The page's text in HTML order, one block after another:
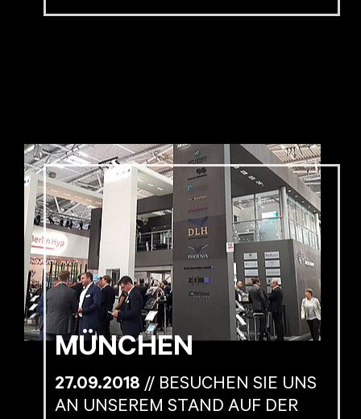
MÜNCHEN
27.09.2018 // BESUCHEN SIE UNS
AN UNSEREM STAND AUF DER